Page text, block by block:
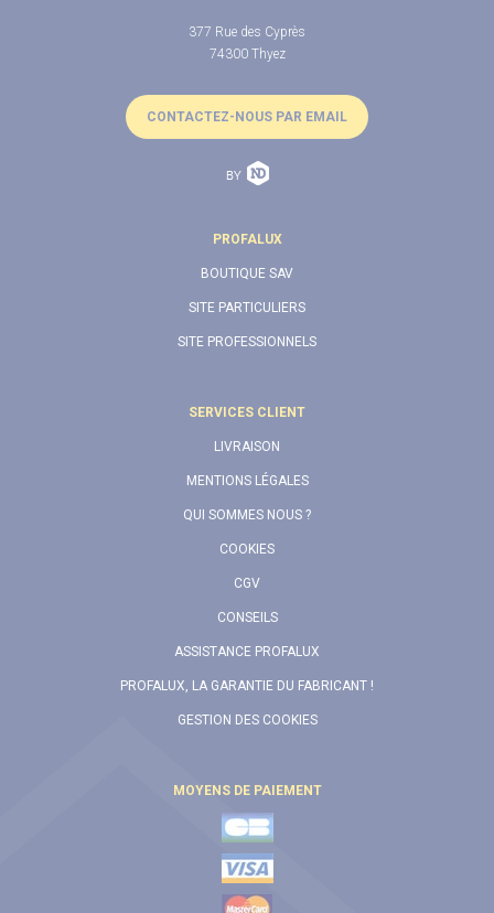
377 Rue des Cyprès
74300 Thyez
CONTACTEZ-NOUS PAR EMAIL
PROFALUX
BOUTIQUE SAV
SITE PARTICULIERS
SITE PROFESSIONNELS
SERVICES CLIENT
LIVRAISON
MENTIONS LÉGALES
QUI SOMMES NOUS ?
COOKIES
CGV
CONSEILS
ASSISTANCE PROFALUX
PROFALUX, LA GARANTIE DU FABRICANT !
GESTION DES COOKIES
MOYENS DE PAIEMENT